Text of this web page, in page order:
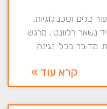
כלים וטכנולוגיות,
נשאר רלוונטי, מרגש
מדובר בכלי נגינה
קרא עוד »